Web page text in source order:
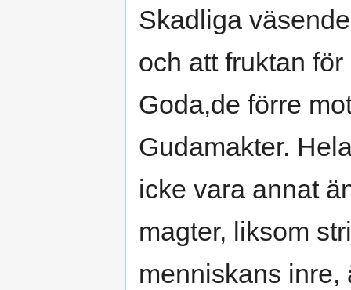
Skadliga
och att fruktan
Goda,de förre
Gudamakter.
icke vara annat
magter, liksom
menniskans inre,